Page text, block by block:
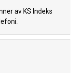
av KS Indeks